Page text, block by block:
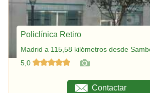
Policlínica Retiro
Madrid a 115,58 kilómetros desde
5,0
Contactar